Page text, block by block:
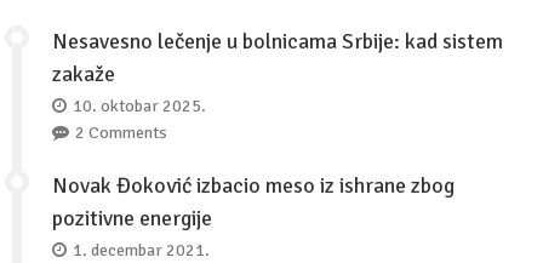
Nesavesno lečenje u bolnicama Srbije: kad sistem
zakaže
10. oktobar 2025.
2 Comments
Novak Đoković izbacio meso iz ishrane zbog
pozitivne energije
1. decembar 2021.